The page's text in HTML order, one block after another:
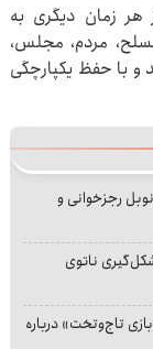
هر زمان دیگری به
مردم، مجلس،
و با حفظ یکپارچگی
رجزخوانی و
ناتوی
تاج‌وتخت» درباره